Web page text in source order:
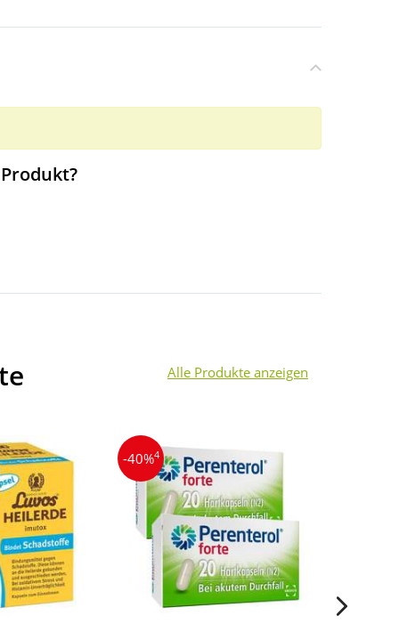
Alle Produkte anzeigen
-40%4